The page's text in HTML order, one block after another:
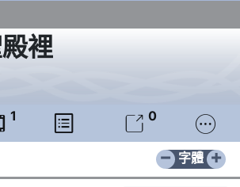
裡
1   0 
− +
字體